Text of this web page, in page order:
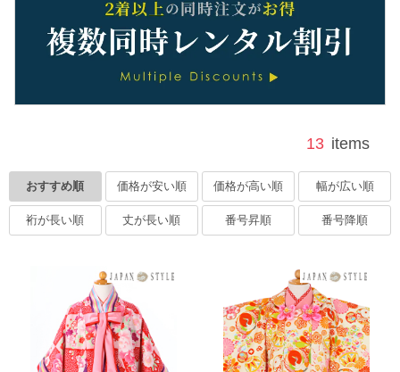
13 items
おすすめ順 価格が安い順 価格が高い順 幅が広い順
裄が長い順 丈が長い順 番号昇順 番号降順